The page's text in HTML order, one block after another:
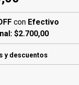
con Efectivo
$2.700,00
y descuentos